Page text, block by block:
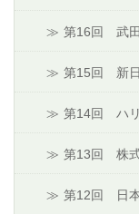
第16回 武
第15回 新
第14回 ハ
第13回 株
第12回 日